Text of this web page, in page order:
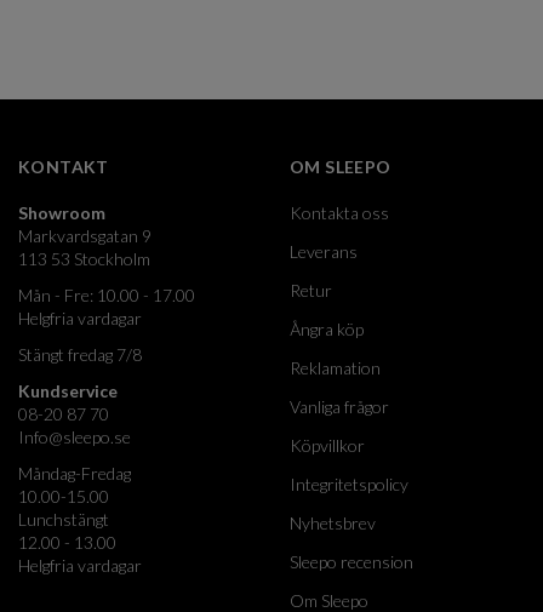
KONTAKT
Showroom
Markvardsgatan 9
113 53 Stockholm
Mån - Fre: 10.00 - 17.00
Helgfria vardagar
Stängt fredag 7/8
Kundservice
08-20 87 70
Info@sleepo.se
Måndag-Fredag
10.00-15.00
Lunchstängt
12.00 - 13.00
Helgfria vardagar
OM SLEEPO
Kontakta oss
Leverans
Retur
Ångra köp
Reklamation
Vanliga frågor
Köpvillkor
Integritetspolicy
Nyhetsbrev
Sleepo recension
Om Sleepo